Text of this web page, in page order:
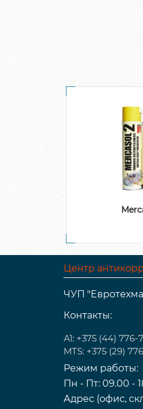
Центр
ЧУП
Контакты:
А1: +375 (44) 776-
MTS: +375 (29)
Режим работы:
Пн - Пт: 09.00 -
Адрес (офис,